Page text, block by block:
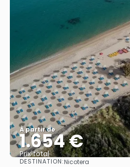
À partir de
1.654 €
Prix ​​total
DESTINATION:Nicotera